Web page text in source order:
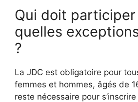
Qui doit
quelles
?
La JDC est obligatoire pour
femmes et hommes, âgés de
reste nécessaire pour